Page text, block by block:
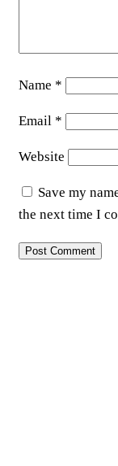
Name *
Email *
Website
Save my
the next time I